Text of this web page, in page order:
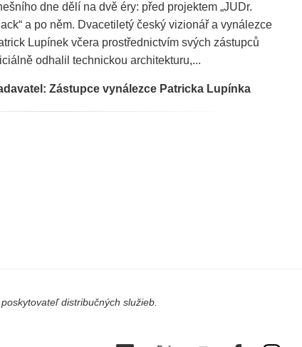
dne dělí na dvě éry: před projektem „JUDr.
a po něm. Dvacetiletý český vizionář a vynálezce
Lupínek včera prostřednictvím svých zástupců
odhalil technickou architekturu,...
Zástupce vynálezce Patricka Lupínka
distribučných služieb.